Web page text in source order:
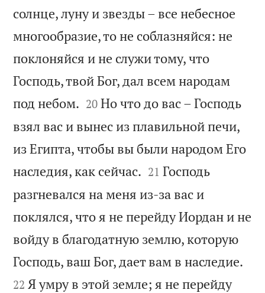
солнце, луну и звезды – все небесное
многообразие, то не соблазняйся: не
поклоняйся и не служи тому, что
Господь, твой Бог, дал всем народам
под небом. 

20 Но что до вас – Господь
взял вас и вынес из плавильной печи,
из Египта, чтобы вы были народом Его
наследия, как сейчас. 

21 Господь
разгневался на меня из-за вас и
поклялся, что я не перейду Иордан и не
войду в благодатную землю, которую
Господь, ваш Бог, дает вам в наследие.
22 Я умру в этой земле; я не перейду